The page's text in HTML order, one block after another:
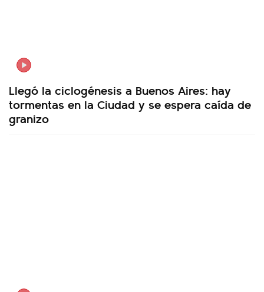
Llegó la ciclogénesis a Buenos Aires: hay
tormentas en la Ciudad y se espera caída de
granizo